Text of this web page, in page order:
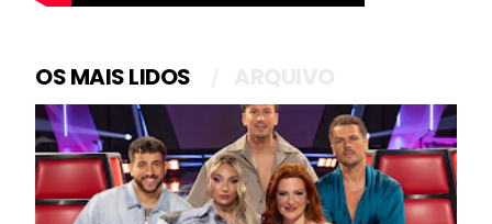
OS MAIS LIDOS